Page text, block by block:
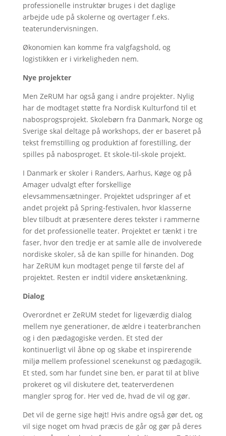
professionelle instruktør bruges i det daglige
arbejde ude på skolerne og overtager f.eks.
teaterundervisningen.
Økonomien kan komme fra valgfagshold, og
logistikken er i virkeligheden nem.
Nye projekter
Men ZeRUM har også gang i andre projekter. Nylig
har de modtaget støtte fra Nordisk Kulturfond til et
nabosprogsprojekt. Skolebørn fra Danmark, Norge og
Sverige skal deltage på workshops, der er baseret på
tekst fremstilling og produktion af forestilling, der
spilles på nabosproget. Et skole-til-skole projekt.
I Danmark er skoler i Randers, Aarhus, Køge og på
Amager udvalgt efter forskellige
elevsammensætninger. Projektet udspringer af et
andet projekt på Spring-festivalen, hvor klasserne
blev tilbudt at præsentere deres tekster i rammerne
for det professionelle teater. Projektet er tænkt i tre
faser, hvor den tredje er at samle alle de involverede
nordiske skoler, så de kan spille for hinanden. Dog
har ZeRUM kun modtaget penge til første del af
projektet. Resten er indtil videre ønsketænkning.
Dialog
Overordnet er ZeRUM stedet for ligeværdig dialog
mellem nye generationer, de ældre i teaterbranchen
og i den pædagogiske verden. Et sted der
kontinuerligt vil åbne op og skabe et inspirerende
miljø mellem professionel scenekunst og pædagogik.
Et sted, som har fundet sine ben, er parat til at blive
prokeret og vil diskutere det, teaterverdenen
mangler sprog for. Her ved de, hvad de vil og gør.
Det vil de gerne sige højt! Hvis andre også gør det, og
vil sige noget om hvad præcis de går og gør på deres